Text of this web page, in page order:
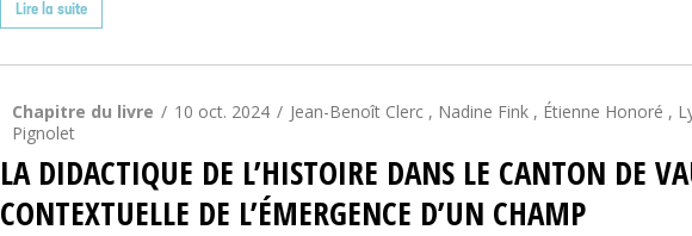
Lire la suite
Chapitre du livre 10 oct. 2024
Jean-Benoît Clerc , Nadine Fink , Étienne Honoré ,
Pignolet
LA DIDACTIQUE DE L’HISTOIRE DANS LE CANTON DE
CONTEXTUELLE DE L’ÉMERGENCE D’UN CHAMP